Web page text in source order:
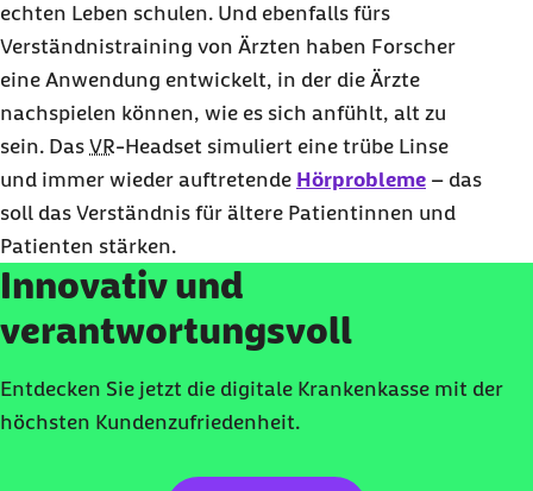
echten Leben schulen. Und ebenfalls fürs
Verständnistraining von Ärzten haben Forscher
eine Anwendung entwickelt, in der die Ärzte
nachspielen können, wie es sich anfühlt, alt zu
sein. Das VR-Headset simuliert eine trübe Linse
und immer wieder auftretende Hörprobleme – das
soll das Verständnis für ältere Patientinnen und
Patienten stärken.
Innovativ und
verantwortungsvoll
Entdecken Sie jetzt die digitale Krankenkasse mit der
höchsten Kundenzufriedenheit.